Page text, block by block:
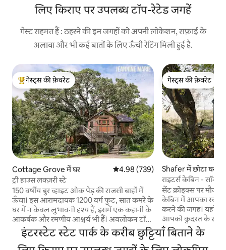
लिए किराए पर उपलब्ध टॉप-रेटेड जगहें
गेस्ट सहमत हैं : ठहरने की इन जगहों को अपनी लोकेशन, सफ़ाई के
अलावा और भी कई बातों के लिए ऊँची रेटिंग मिली हुई है.
गेस्ट्स का टॉप फ़ेवरेट
गेस्ट्स की फ़ेवरेट
Cottage Grove में घर औसत रेटिंग 5 में से 4.98, 739 समीक्षाएँ
4.98 (739)
ट्री हाउस लक्ज़री स्टे
150 वर्षीय बुर व्हाइट ओक पेड़ की राजसी बाहों में
ऊँचा। इस आरामदायक 1200 वर्ग फुट, सात कमरे के
घर में न केवल लुभावनी दृश्य हैं, इसमें एक कहानी के
आकर्षक और रमणीय आश्चर्य भी हैं। अवलोकन टॉवर
पर 40 फीट चढ़ें, जहां एक दूरबीन आपके लिए
इंतजार कर रही है, रात के आकाश को स्कैन करने के
लिए तैयार है, और आकाश के पैनोरमा को प्रकट
गेस्ट्स की फ़ेवरेट
गेस्ट्स की फ़ेवरेट
Shafer में छोटा घर
राइटर्स केबिन -
सेंट क्रोइक्स पर मौजूद
केबिन में आपका
करने की जगह। यहाँ
आपको कुदरत के साथ
मिलेगा। सोच-समझकर
से केबिन में सौंदर्य और
ही यहाँ सेंट क्रोइक्स
इंटरस्टेट स्टेट पार्क के करीब छुट्टियाँ बिताने के